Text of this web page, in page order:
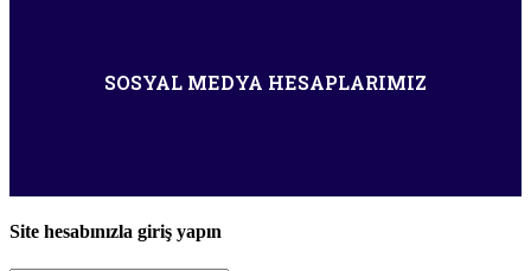
SOSYAL MEDYA HESAPLARIMIZ
Site hesabınızla giriş yapın